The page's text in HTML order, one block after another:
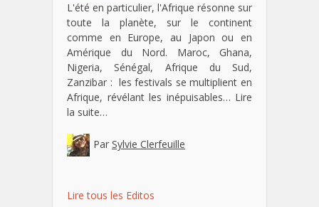
L'été en particulier, l'Afrique résonne sur
toute la planète, sur le continent
comme en Europe, au Japon ou en
Amérique du Nord. Maroc, Ghana,
Nigeria, Sénégal, Afrique du Sud,
Zanzibar : les festivals se multiplient en
Afrique, révélant les inépuisables… Lire
la suite…
Par Sylvie Clerfeuille
Lire tous les Editos